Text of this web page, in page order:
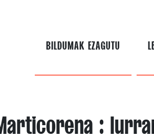
BILDUMAK EZAGUTU
: